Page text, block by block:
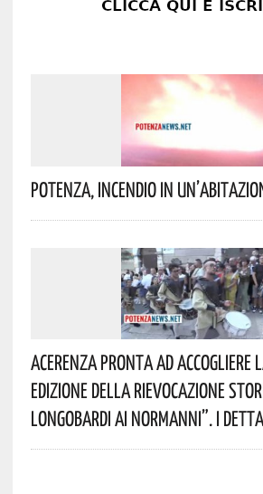
Potenza, Incendio In
Acerenza Pronta Ad Accogliere
Edizione Della Rievocazione
Longobardi Ai Normanni”. I